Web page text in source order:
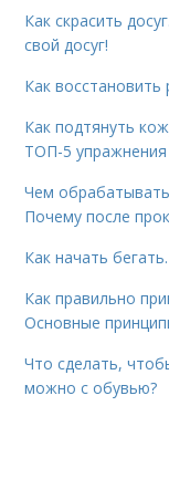
Как скрасить
свой досуг!
Как
Как подтянуть
ТОП-5
Чем
Почему после
Как начать
Как правильно
Основные
Что сделать,
можно с обувью?